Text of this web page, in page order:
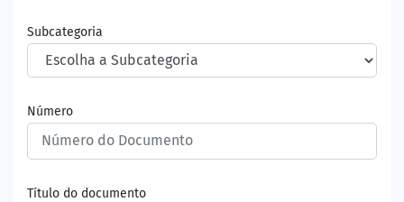
Subcategoria
Número
Título do documento